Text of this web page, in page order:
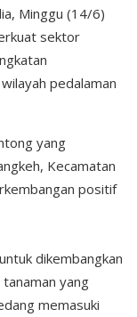
Minggu (14/6)
sektor
pedalaman
yang
Kecamatan
positif
dikembangkan
yang
memasuki